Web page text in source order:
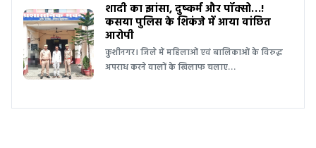
शादी का झांसा, दुष्कर्म और पॉक्सो…!
कसया पुलिस के शिकंजे में आया वांछित
आरोपी
कुशीनगर। जिले में महिलाओं एवं बालिकाओं के विरुद्ध
अपराध करने वालों के खिलाफ चलाए…